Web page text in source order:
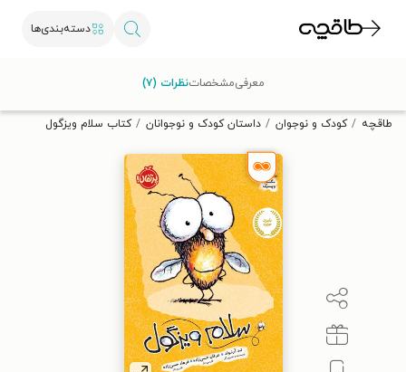
دسته‌بندی‌ها
تخفیف از طاقچه دریافت کن.
طاقچه کودک و نوجوان داستان کودک و نوجوانان کتاب سلام ویزگول
معرفیمشخصاتنظرات (۷)